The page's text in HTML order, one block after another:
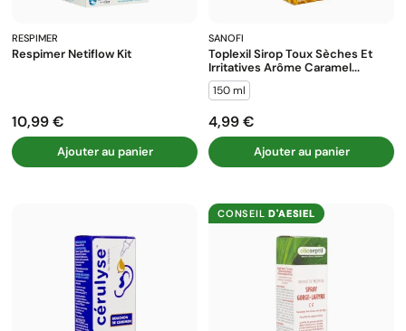
RESPIMER
Respimer Netiflow Kit
Prix
10,99 €
Ajouter au panier
SANOFI
Toplexil Sirop Toux Sèches Et
Irritatives Arôme Caramel...
150 ml
Prix
4,99 €
Ajouter au panier
CONSEILD'AESIEL